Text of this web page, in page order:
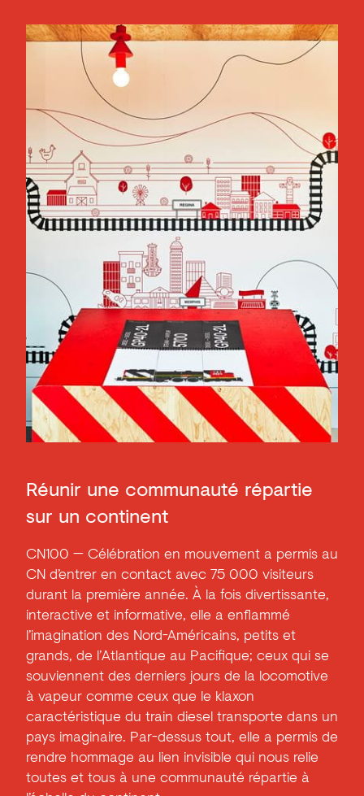
Réunir une communauté répartie
sur un continent
CN100 — Célébration en mouvement a permis au
CN d’entrer en contact avec 75 000 visiteurs
durant la première année. À la fois divertissante,
interactive et informative, elle a enflammé
l’imagination des Nord-Américains, petits et
grands, de l’Atlantique au Pacifique; ceux qui se
souviennent des derniers jours de la locomotive
à vapeur comme ceux que le klaxon
caractéristique du train diesel transporte dans un
pays imaginaire. Par-dessus tout, elle a permis de
rendre hommage au lien invisible qui nous relie
toutes et tous à une communauté répartie à